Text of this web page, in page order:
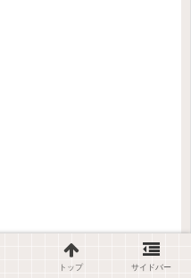
トップ サイドバー